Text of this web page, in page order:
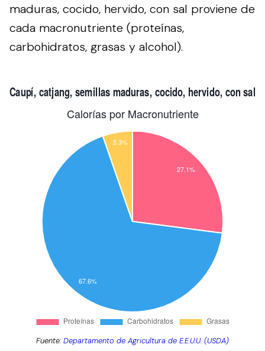
maduras, cocido, hervido, con sal proviene de
cada macronutriente (proteínas,
carbohidratos, grasas y alcohol).
Fuente:Departamento de Agricultura de E.E.U.U. (USDA)